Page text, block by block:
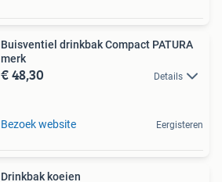
Buisventiel drinkbak Compact PATURA
merk
€ 48,30 Details
Bezoek website Eergisteren
Drinkbak koeien